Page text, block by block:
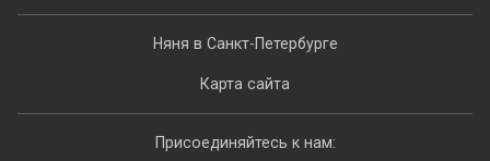
Няня в Санкт-Петербурге
Карта сайта
Присоединяйтесь к нам: